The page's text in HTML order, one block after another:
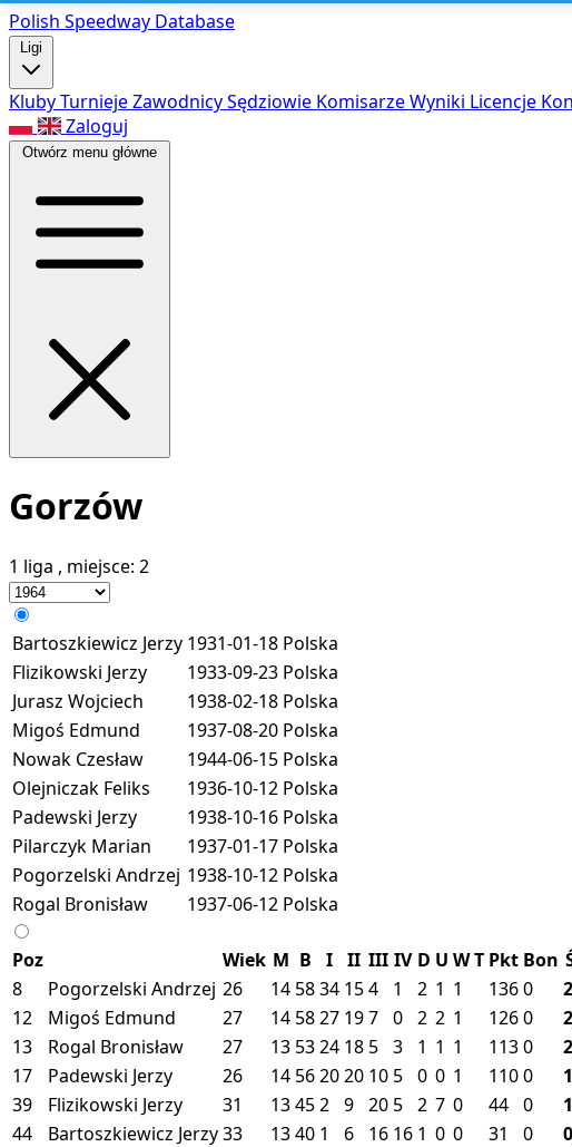
Polish Speedway Database
Ligi
KlubyTurniejeZawodnicySędziowie KomisarzeWyniki Licencje
Zaloguj
Otwórz menu główne
Gorzów
1 liga , miejsce: 2
Bartoszkiewicz Jerzy 1931-01-18 Polska
Flizikowski Jerzy
1933-09-23 Polska
Jurasz Wojciech
1938-02-18 Polska
Migoś Edmund
1937-08-20 Polska
Nowak Czesław
1944-06-15 Polska
Olejniczak Feliks
1936-10-12 Polska
Padewski Jerzy
1938-10-16 Polska
Pilarczyk Marian
1937-01-17 Polska
Pogorzelski Andrzej 1938-10-12 Polska
Rogal Bronisław
1937-06-12 Polska
Poz Wiek M B I II III IV D U WT Pkt Bon
8
Pogorzelski Andrzej 26 14 5834 154 1 2 1 1 1360
12
Migoś Edmund 27 14 5827 197 0 2 2 1 1260
13
Rogal Bronisław 27 13 5324 18 5 3 1 1 1 1130
17
Padewski Jerzy 26 14 562020 10 5 0 0 1 1100
39
Flizikowski Jerzy 31 13452 9 20 5 2 7 0 44 0
44
Bartoszkiewicz Jerzy33 1340 1 6 16 16 1 0 0 31 0